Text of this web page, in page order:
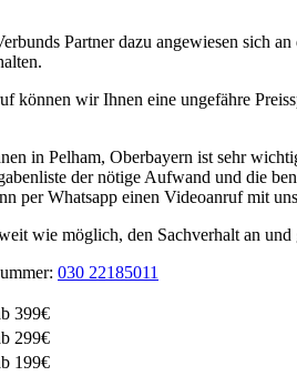
Partner dazu angewiesen sich
können wir Ihnen eine ungefähre
in Pelham, Oberbayern ist sehr
der nötige Aufwand und die
per Whatsapp einen Videoanruf mit
wie möglich, den Sachverhalt an
030 22185011
399€
299€
199€